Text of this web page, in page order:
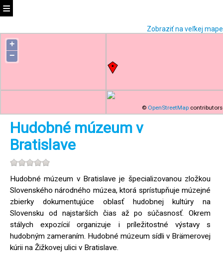
Zobraziť na veľkej mape
+
−
© OpenStreetMap contributors
Hudobné múzeum v
Bratislave
Hudobné múzeum v Bratislave je špecializovanou zložkou
Slovenského národného múzea, ktorá sprístupňuje múzejné
zbierky dokumentujúce oblasť hudobnej kultúry na
Slovensku od najstarších čias až po súčasnosť. Okrem
stálych expozícií organizuje i príležitostné výstavy s
hudobným zameraním. Hudobné múzeum sídli v Brämerovej
kúrii na Žižkovej ulici v Bratislave.